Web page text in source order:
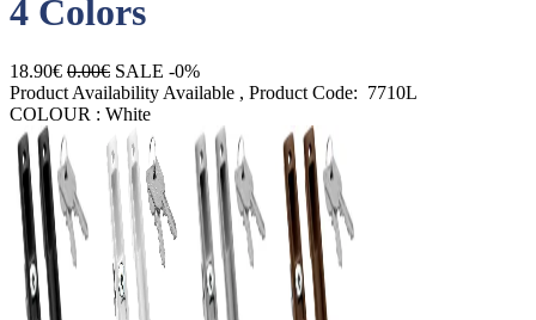
4 Colors
18.90€ 0.00€ SALE -0%
Product Availability Available , Product Code: 7710L
COLOUR : White